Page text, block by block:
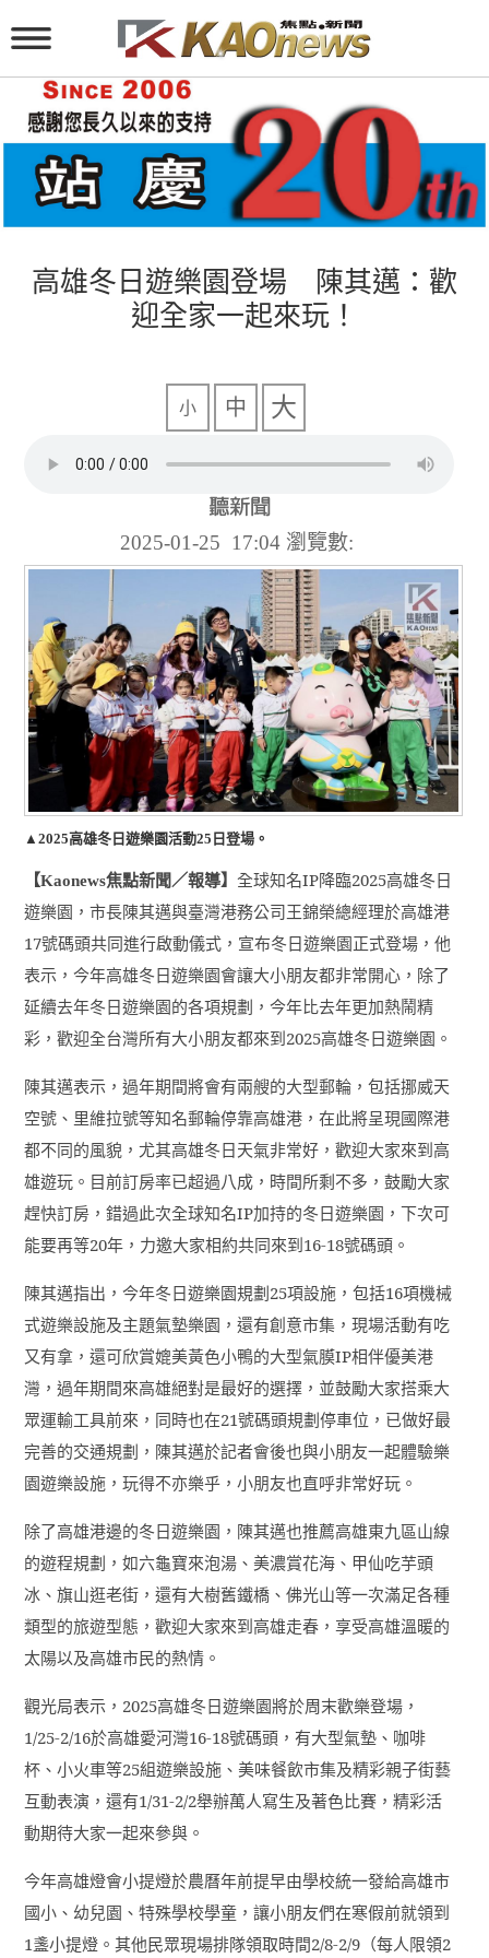
高雄冬日遊樂園登場 陳其邁：歡
迎全家一起來玩！
小 中 大
2025-01-25 17:04 瀏覽數:
▲2025高雄冬日遊樂園活動25日登場。
【Kaonews焦點新聞／報導】全球知名IP降臨2025高雄冬日
遊樂園，市長陳其邁與臺灣港務公司王錦榮總經理於高雄港
17號碼頭共同進行啟動儀式，宣布冬日遊樂園正式登場，他
表示，今年高雄冬日遊樂園會讓大小朋友都非常開心，除了
延續去年冬日遊樂園的各項規劃，今年比去年更加熱鬧精
彩，歡迎全台灣所有大小朋友都來到2025高雄冬日遊樂園。
陳其邁表示，過年期間將會有兩艘的大型郵輪，包括挪威天
空號、里維拉號等知名郵輪停靠高雄港，在此將呈現國際港
都不同的風貌，尤其高雄冬日天氣非常好，歡迎大家來到高
雄遊玩。目前訂房率已超過八成，時間所剩不多，鼓勵大家
趕快訂房，錯過此次全球知名IP加持的冬日遊樂園，下次可
能要再等20年，力邀大家相約共同來到16-18號碼頭。
陳其邁指出，今年冬日遊樂園規劃25項設施，包括16項機械
式遊樂設施及主題氣墊樂園，還有創意市集，現場活動有吃
又有拿，還可欣賞媲美黃色小鴨的大型氣膜IP相伴優美港
灣，過年期間來高雄絕對是最好的選擇，並鼓勵大家搭乘大
眾運輸工具前來，同時也在21號碼頭規劃停車位，已做好最
完善的交通規劃，陳其邁於記者會後也與小朋友一起體驗樂
園遊樂設施，玩得不亦樂乎，小朋友也直呼非常好玩。
除了高雄港邊的冬日遊樂園，陳其邁也推薦高雄東九區山線
的遊程規劃，如六龜寶來泡湯、美濃賞花海、甲仙吃芋頭
冰、旗山逛老街，還有大樹舊鐵橋、佛光山等一次滿足各種
類型的旅遊型態，歡迎大家來到高雄走春，享受高雄溫暖的
太陽以及高雄市民的熱情。
觀光局表示， 2025高雄冬日遊樂園將於周末歡樂登場，
1/25-2/16於高雄愛河灣16-18號碼頭，有大型氣墊、咖啡
杯、小火車等25組遊樂設施、美味餐飲市集及精彩親子街藝
互動表演，還有1/31-2/2舉辦萬人寫生及著色比賽，精彩活
動期待大家一起來參與。
今年高雄燈會小提燈於農曆年前提早由學校統一發給高雄市
國小、幼兒園、特殊學校學童，讓小朋友們在寒假前就領到
1盞小提燈。其他民眾現場排隊領取時間2/8-2/9 （每人限領2